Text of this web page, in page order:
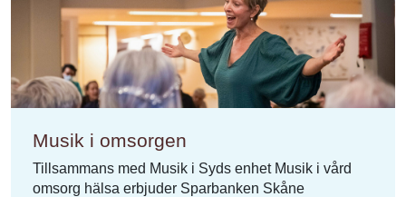
Musik i omsorgen
Tillsammans med Musik i Syds enhet Musik i vård
omsorg hälsa erbjuder Sparbanken Skåne